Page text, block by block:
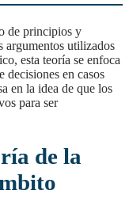
argumentos utilizados
esta teoría se enfoca
decisiones en casos
en la idea de que los
para ser
de la